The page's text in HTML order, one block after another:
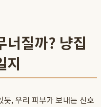
너질까? 냥집
지
, 우리 피부가 보내는 신호